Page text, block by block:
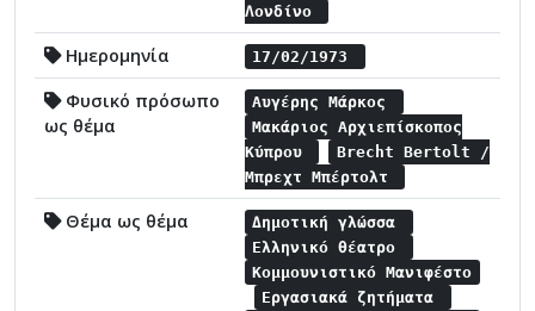
Λονδίνο
Ημερομηνία 17/02/1973
Φυσικό πρόσωπο
ως θέμα
Αυγέρης Μάρκος
Μακάριος Αρχιεπίσκοπος
Κύπρου
Brecht Bertolt /
Μπρεχτ Μπέρτολτ
Θέμα ως θέμα
Δημοτική γλώσσα
Ελληνικό θέατρο
Κομμουνιστικό Μανιφέστο
Εργασιακά ζητήματα